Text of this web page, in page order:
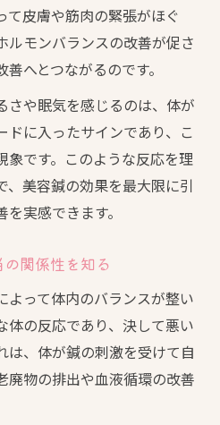
て皮膚や筋肉の緊張がほぐ
ルモンバランスの改善が促さ
へとつながるのです。
さや眠気を感じるのは、体が
ドに入ったサインであり、こ
象です。このような反応を理
美容鍼の効果を最大限に引
実感できます。
関係性を知る
よって体内のバランスが整い
体の反応であり、決して悪い
は、体が鍼の刺激を受けて自
廃物の排出や血液循環の改善